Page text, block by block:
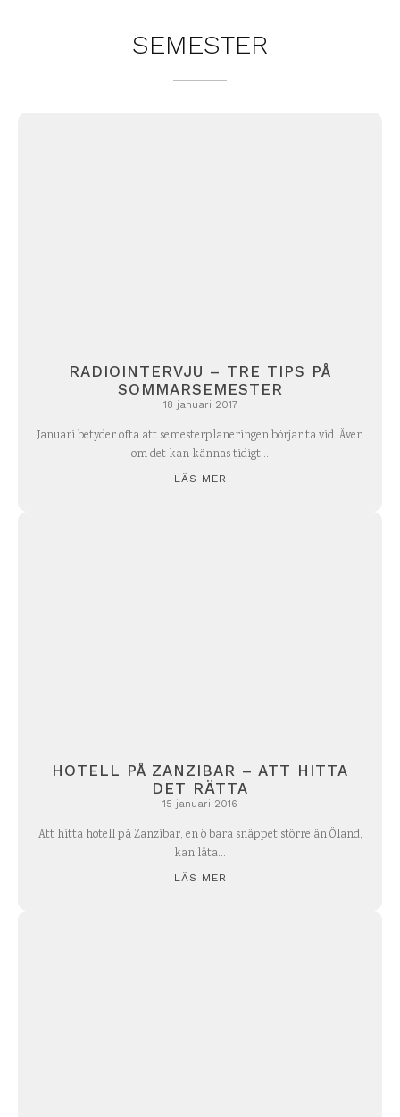
SEMESTER
RADIOINTERVJU – TRE TIPS PÅ
SOMMARSEMESTER
18 januari 2017
Januari betyder ofta att semesterplaneringen börjar ta vid. Även
om det kan kännas tidigt...
LÄS MER
HOTELL PÅ ZANZIBAR – ATT HITTA
DET RÄTTA
15 januari 2016
Att hitta hotell på Zanzibar, en ö bara snäppet större än Öland,
kan låta...
LÄS MER